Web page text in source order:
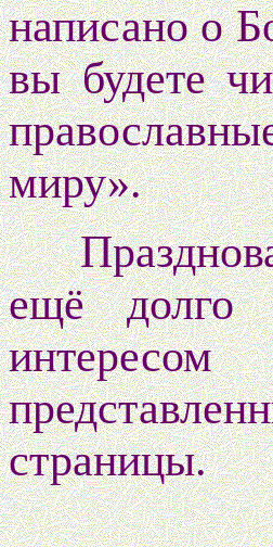
написано о
вы будете
миру».
ещё долго
страницы.